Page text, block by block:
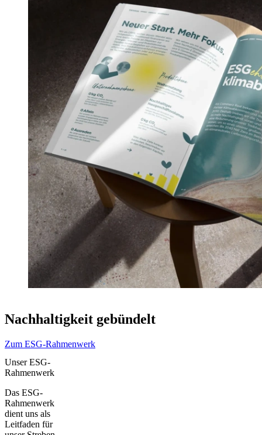
Nachhaltigkeit gebündelt
Zum ESG-Rahmenwerk
Unser ESG-
Rahmenwerk
Das ESG-
Rahmenwerk
dient uns als
Leitfaden für